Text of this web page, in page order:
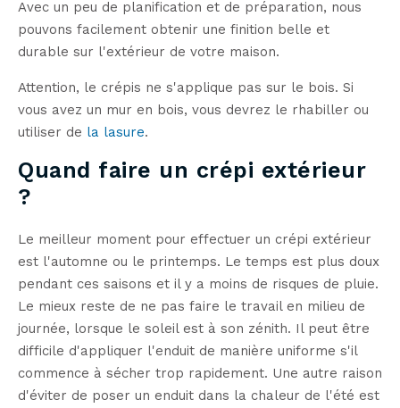
Avec un peu de planification et de préparation, nous
pouvons facilement obtenir une finition belle et
durable sur l'extérieur de votre maison.
Attention, le crépis ne s'applique pas sur le bois. Si
vous avez un mur en bois, vous devrez le rhabiller ou
utiliser de la lasure.
Quand faire un crépi extérieur
?
Le meilleur moment pour effectuer un crépi extérieur
est l'automne ou le printemps. Le temps est plus doux
pendant ces saisons et il y a moins de risques de pluie.
Le mieux reste de ne pas faire le travail en milieu de
journée, lorsque le soleil est à son zénith. Il peut être
difficile d'appliquer l'enduit de manière uniforme s'il
commence à sécher trop rapidement. Une autre raison
d'éviter de poser un enduit dans la chaleur de l'été est